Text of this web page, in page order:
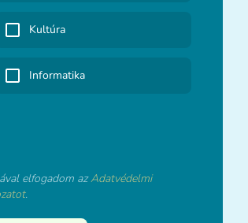
Kultúra
Informatika
elfogadom azAdatvédelmi
.